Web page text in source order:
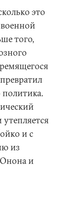
это
того,
и с
из
и